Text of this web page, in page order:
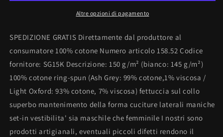
organico
di
era
finita&quot;
organico
Stampa
di
era
finita&quot;
Altre opzioni di pagamento
SPEDIZIONE GRATIS Direttamente dal produttore al
consumatore 100% cotone Numero articolo 158.52 Codice
fornitore: SG15K Descrizione: 150 g/m² (bianco: 145 g/m²)
100% cotone ring-spun (Ash Grey: 99% cotone,1% viscosa /
Light Oxford: 93% cotone, 7% viscosa) fettuccia sul collo
superbo mantenimento della forma cuciture laterali maniche
set-in vestibilita' sia maschile che femminile I nostri sono
prodotti artigianali, eventuali piccoli difetti rendono il